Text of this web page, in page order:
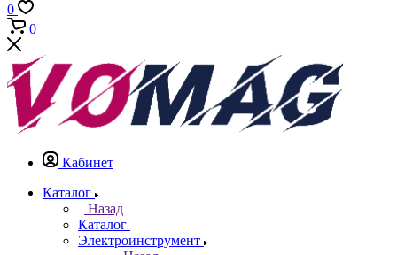
0
0
Кабинет
Каталог
Назад
Каталог
Электроинструмент